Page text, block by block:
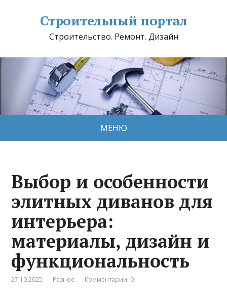
Строительный портал
Строительство. Ремонт. Дизайн
МЕНЮ
Выбор и особенности
элитных диванов для
интерьера:
материалы, дизайн и
функциональность
27.10.2025 Разное Комментарии: 0